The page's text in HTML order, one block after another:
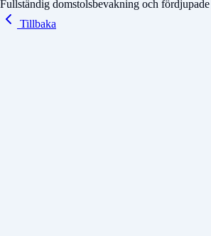
Fullständig domstolsbevakning och
Tillbaka